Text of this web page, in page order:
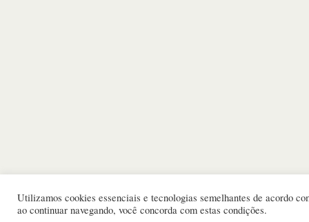
Utilizamos cookies essenciais e tecnologias semelhantes de acordo
ao continuar navegando, você concorda com estas condições.